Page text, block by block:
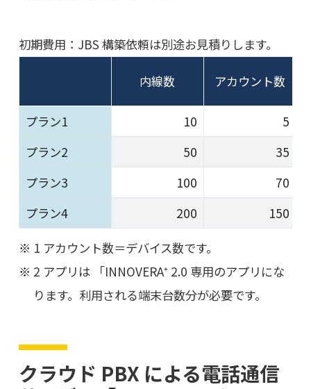
初期費用：JBS 構築依頼は別途お見積りします。
内線数 アカウント数
プラン1 10
5
プラン2
50
35
プラン3
100
70
プラン4
200
150
1 アカウント数＝デバイス数です。
2 アプリは 「INNOVERA⁺ 2.0 専用のアプリにな
ります。利用される端末台数分が必要です。
クラウド PBX による電話通信